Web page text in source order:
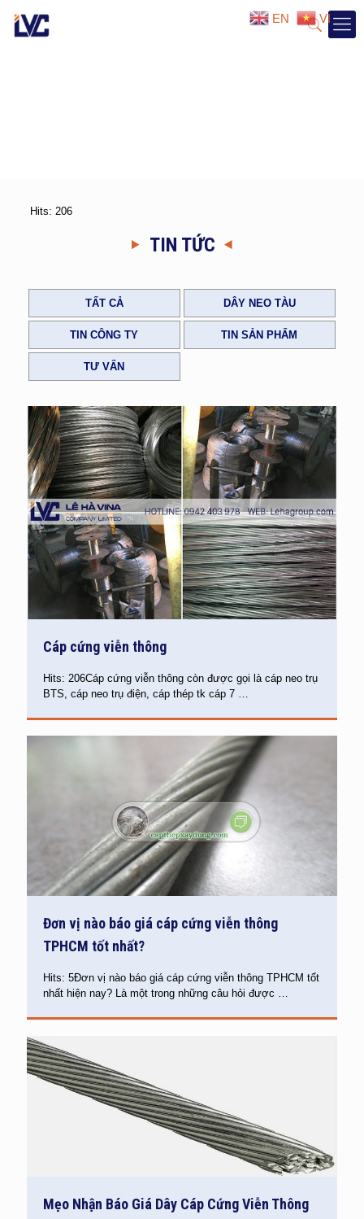
Hits: 206
TIN TỨC
TẤT CẢ DÂY NEO TÀU
TIN CÔNG TY TIN SẢN PHẨM
TƯ VẤN
Cáp cứng viễn thông
Hits: 206Cáp cứng viễn thông còn được gọi là cáp neo trụ
BTS, cáp neo trụ điện, cáp thép tk cáp 7
Đơn vị nào báo giá cáp cứng viễn thông
TPHCM tốt nhất?
Hits: 5Đơn vị nào báo giá cáp cứng viễn thông TPHCM tốt
nhất hiện nay? Là một trong những câu hỏi được …
Mẹo Nhận Báo Giá Dây Cáp Cứng Viễn Thông
EN VI